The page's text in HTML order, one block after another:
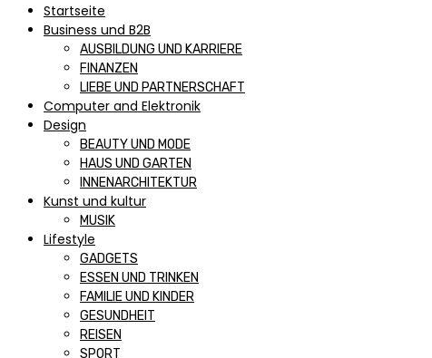
Startseite
Business und B2B
AUSBILDUNG UND KARRIERE
FINANZEN
LIEBE UND PARTNERSCHAFT
Computer and Elektronik
Design
BEAUTY UND MODE
HAUS UND GARTEN
INNENARCHITEKTUR
Kunst und kultur
MUSIK
Lifestyle
GADGETS
ESSEN UND TRINKEN
FAMILIE UND KINDER
GESUNDHEIT
REISEN
SPORT